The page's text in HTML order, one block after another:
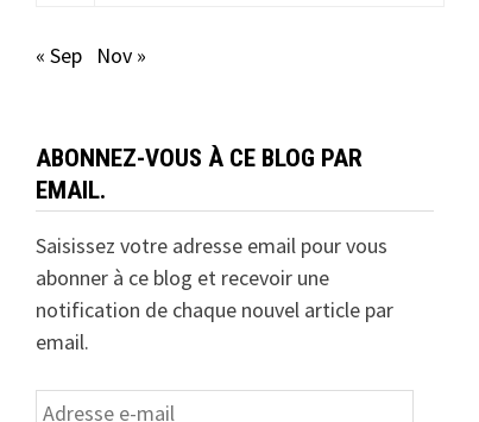
« Sep Nov »
ABONNEZ-VOUS À CE BLOG PAR
EMAIL.
Saisissez votre adresse email pour vous
abonner à ce blog et recevoir une
notification de chaque nouvel article par
email.
Adresse